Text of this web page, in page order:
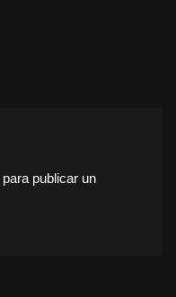
para publicar un